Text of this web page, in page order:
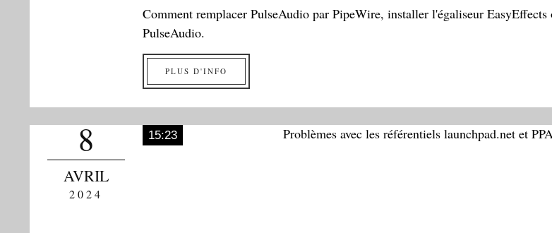
Comment remplacer PulseAudio par PipeWire, installer l'égaliseur EasyEffects
PulseAudio.
PLUS D'INFO
8
AVRIL
2024
15:23